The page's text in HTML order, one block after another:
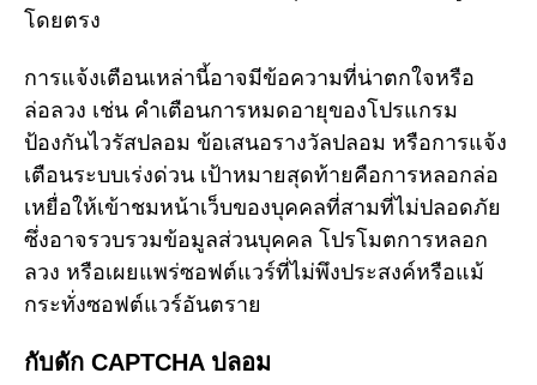
โดยตรง
การแจ้งเตือนเหล่านี้อาจมีข้อความที่น่าตกใจหรือ
ล่อลวง เช่น คำเตือนการหมดอายุของโปรแกรม
ป้องกันไวรัสปลอม ข้อเสนอรางวัลปลอม หรือการแจ้ง
เตือนระบบเร่งด่วน เป้าหมายสุดท้ายคือการหลอกล่อ
เหยื่อให้เข้าชมหน้าเว็บของบุคคลที่สามที่ไม่ปลอดภัย
ซึ่งอาจรวบรวมข้อมูลส่วนบุคคล โปรโมตการหลอก
ลวง หรือเผยแพร่ซอฟต์แวร์ที่ไม่พึงประสงค์หรือแม้
กระทั่งซอฟต์แวร์อันตราย
กับดัก CAPTCHA ปลอม